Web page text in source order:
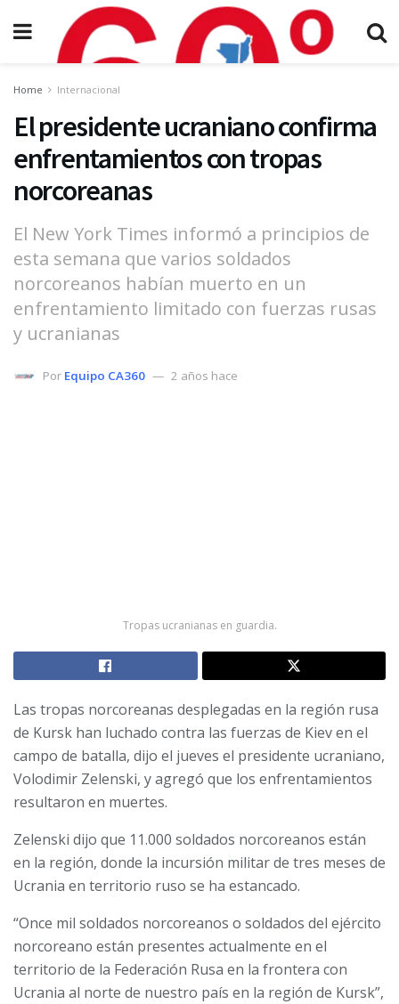
Home Internacional
El presidente ucraniano confirma
enfrentamientos con tropas
norcoreanas
El New York Times informó a principios de
esta semana que varios soldados
norcoreanos habían muerto en un
enfrentamiento limitado con fuerzas rusas
y ucranianas
Por Equipo CA360 2 años hace
Tropas ucranianas en guardia.
Las tropas norcoreanas desplegadas en la región rusa
de Kursk han luchado contra las fuerzas de Kiev en el
campo de batalla, dijo el jueves el presidente ucraniano,
Volodimir Zelenski, y agregó que los enfrentamientos
resultaron en muertes.
Zelenski dijo que 11.000 soldados norcoreanos están
en la región, donde la incursión militar de tres meses de
Ucrania en territorio ruso se ha estancado.
“Once mil soldados norcoreanos o soldados del ejército
norcoreano están presentes actualmente en el
territorio de la Federación Rusa en la frontera con
Ucrania al norte de nuestro país en la región de Kursk”,